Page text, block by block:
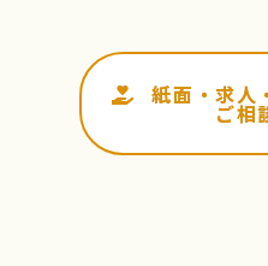
紙面・求人
ご相